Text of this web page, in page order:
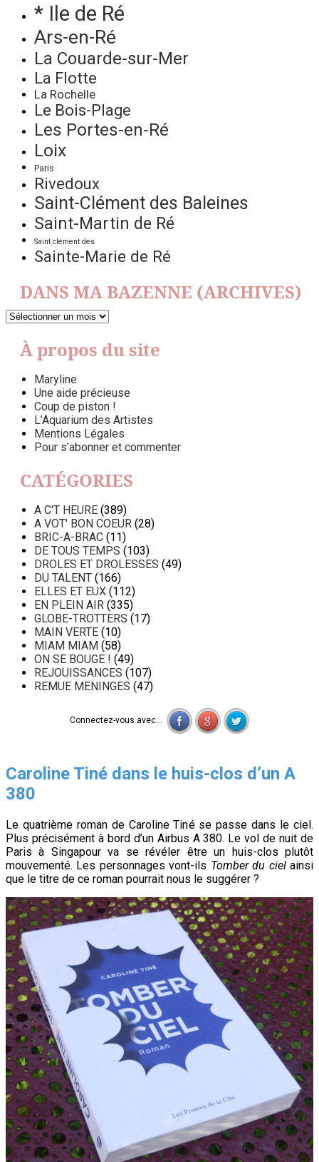
* Ile de Ré
Ars-en-Ré
La Couarde-sur-Mer
La Flotte
La Rochelle
Le Bois-Plage
Les Portes-en-Ré
Loix
Paris
Rivedoux
Saint-Clément des Baleines
Saint-Martin de Ré
Saint clément des
Sainte-Marie de Ré
DANS MA BAZENNE (ARCHIVES)
DANS
BAZENNE
(ARCHIVES)
À propos du site
Maryline
Une aide précieuse
Coup de piston !
L’Aquarium des Artistes
Mentions Légales
Pour s’abonner et commenter
CATÉGORIES
A C'T HEURE (389)
A VOT' BON COEUR (28)
BRIC-A-BRAC (11)
DE TOUS TEMPS (103)
DROLES ET DROLESSES (49)
DU TALENT (166)
ELLES ET EUX (112)
EN PLEIN AIR (335)
GLOBE-TROTTERS (17)
MAIN VERTE (10)
MIAM MIAM (58)
ON SE BOUGE ! (49)
REJOUISSANCES (107)
REMUE MENINGES (47)
Connectez-vous avec...
Caroline Tiné dans le huis-clos d’un A
380
Le quatrième roman de Caroline Tiné se passe dans le ciel.
Plus précisément à bord d’un Airbus A 380. Le vol de nuit de
Paris à Singapour va se révéler être un huis-clos plutôt
mouvementé. Les personnages vont-ils Tomber du cielainsi
que le titre de ce roman pourrait nous le suggérer ?